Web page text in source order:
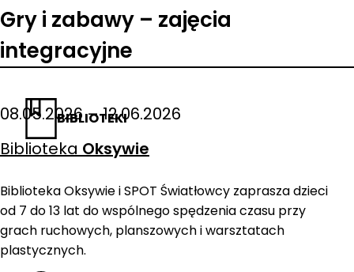
BIBLIOTEKI
Gry i zabawy – zajęcia
integracyjne
08.05.2026 – 12.06.2026
Biblioteka Oksywie
Biblioteka Oksywie i SPOT Światłowcy zaprasza dzieci
od 7 do 13 lat do wspólnego spędzenia czasu przy
grach ruchowych, planszowych i warsztatach
plastycznych.